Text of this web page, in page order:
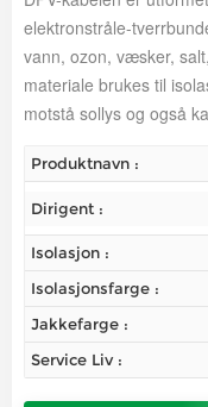
elektronstråle-
vann, ozon, væsker,
materiale brukes til
motstå sollys og også
Produktnavn :
Dirigent :
Isolasjon :
Isolasjonsfarge :
Jakkefarge :
Service Liv :